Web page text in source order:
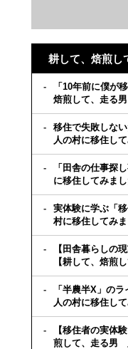
耕して、焙煎
「10年前に僕が
焙煎して、走る
移住で失敗しな
人の村に移住し
「田舎の仕事探
に移住してみまし
実体験に学ぶ「
村に移住してみま
【田舎暮らしの
【耕して、焙煎
「半農半X」の
人の村に移住し
【移住者の実体
煎して、走る男